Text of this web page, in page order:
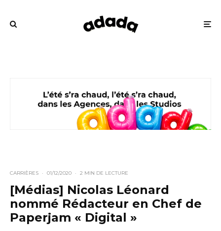
CARRIÈRES · 01/12/2020 · 2 MIN DE LECTURE
[Médias] Nicolas Léonard
nommé Rédacteur en Chef de
Paperjam « Digital »